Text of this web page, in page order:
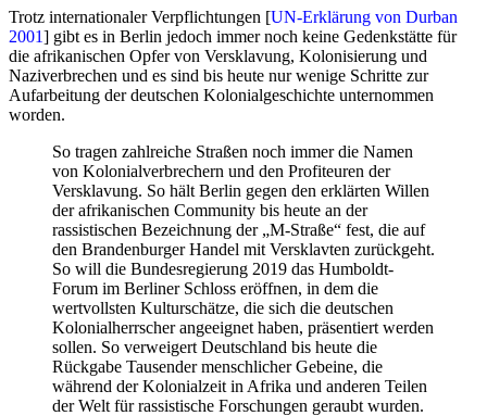
Trotz internationaler Verpflichtungen [UN-Erklärung von Durban
2001] gibt es in Berlin jedoch immer noch keine Gedenkstätte für
die afrikanischen Opfer von Versklavung, Kolonisierung und
Naziverbrechen und es sind bis heute nur wenige Schritte zur
Aufarbeitung der deutschen Kolonialgeschichte unternommen
worden.
So tragen zahlreiche Straßen noch immer die Namen
von Kolonialverbrechern und den Profiteuren der
Versklavung. So hält Berlin gegen den erklärten Willen
der afrikanischen Community bis heute an der
rassistischen Bezeichnung der „M-Straße“ fest, die auf
den Brandenburger Handel mit Versklavten zurückgeht.
So will die Bundesregierung 2019 das Humboldt-
Forum im Berliner Schloss eröffnen, in dem die
wertvollsten Kulturschätze, die sich die deutschen
Kolonialherrscher angeeignet haben, präsentiert werden
sollen. So verweigert Deutschland bis heute die
Rückgabe Tausender menschlicher Gebeine, die
während der Kolonialzeit in Afrika und anderen Teilen
der Welt für rassistische Forschungen geraubt wurden.